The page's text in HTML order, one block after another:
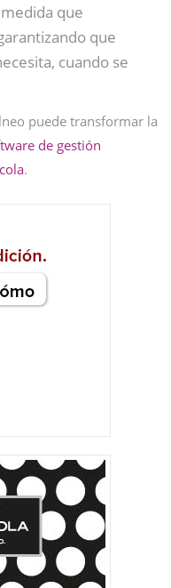
que
que
cuando se
puede transformar la
de gestión
.